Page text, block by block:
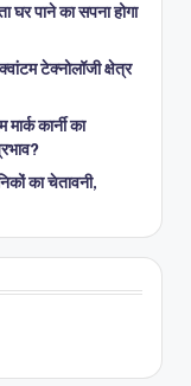
पाने का सपना होगा
टेक्नोलॉजी क्षेत्र
कार्नी का
का चेतावनी,